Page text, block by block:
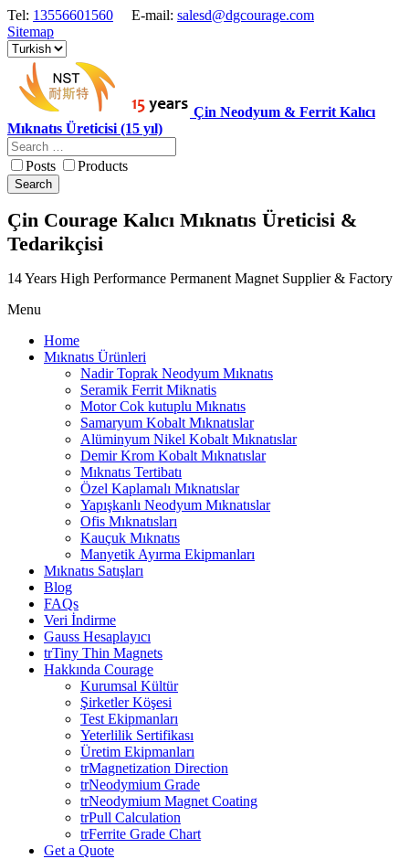
Tel: 13556601560 E-mail: salesd@dgcourage.com
Sitemap
Çin Neodyum & Ferrit Kalıcı
Mıknatıs Üreticisi (15 yıl)
Posts Products
Search
Çin Courage Kalıcı Mıknatıs Üreticisi &
Tedarikçisi
14 Years High Performance Permanent Magnet Supplier & Factory
Menu
Home
Mıknatıs Ürünleri
Nadir Toprak Neodyum Mıknatıs
Seramik Ferrit Miknatis
Motor Cok kutuplu Mıknatıs
Samaryum Kobalt Mıknatıslar
Alüminyum Nikel Kobalt Mıknatıslar
Demir Krom Kobalt Mıknatıslar
Mıknatıs Tertibatı
Özel Kaplamalı Mıknatıslar
Yapışkanlı Neodyum Mıknatıslar
Ofis Mıknatısları
Kauçuk Mıknatıs
Manyetik Ayırma Ekipmanları
Mıknatıs Satışları
Blog
FAQs
Veri İndirme
Gauss Hesaplayıcı
trTiny Thin Magnets
Hakkında Courage
Kurumsal Kültür
Şirketler Köşesi
Test Ekipmanları
Yeterlilik Sertifikası
Üretim Ekipmanları
trMagnetization Direction
trNeodymium Grade
trNeodymium Magnet Coating
trPull Calculation
trFerrite Grade Chart
Get a Quote